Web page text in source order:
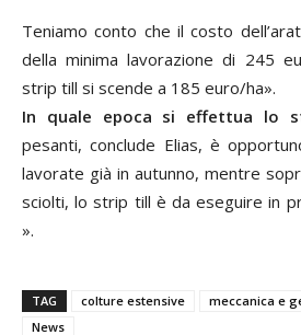
Teniamo conto che il costo
della minima lavorazione di 245
strip till si scende a 185 euro/ha».
In quale epoca si effettua lo
pesanti, conclude Elias, è
lavorate già in autunno, mentre
sciolti, lo strip till è da eseguire in
».
TAG colture estensive
meccanica e
News